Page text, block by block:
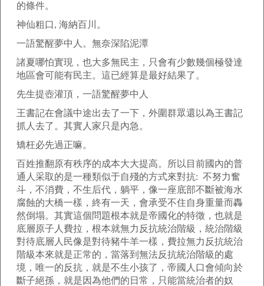
的條件。
神仙粗口, 海納百川。
一語驚醒夢中人。無奈深陷泥潭
諸夏哪怕實現，也大多無民主，只會有少數幾個極發達
地區會可能有民主。這已經算是最好結果了。
先生提壺灌頂，一語驚醒夢中人
王書記在會議中途出去了一下，外圍群眾還以為王書記
抓人去了。其實人家只是內急。
矯枉必先過正嘛。
百姓推翻原有秩序的成本大大提高。所以目前國內的普
通人采取的是一種類似于自殘的方式來對抗: 不努力奮
斗，不消費，不生后代，躺平，像一座底部不斷被海水
腐蝕的大橋一樣，終有一天，會承受不住自身重量而轟
然倒塌。其實這個問題根本就是帝國化的特徵，也就是
底層原子人費拉，根本就無力反抗統治階級，統治階級
對待底層人民像是對待豬牛羊一樣，費拉無力反抗統治
階級本來就是正常的，當落到無法反抗統治階級的處
境，唯一的反抗，就是不生小孩了，帝國人口會傾向於
斷子絕孫，就是因為他們的日常，只能當統治者的奴